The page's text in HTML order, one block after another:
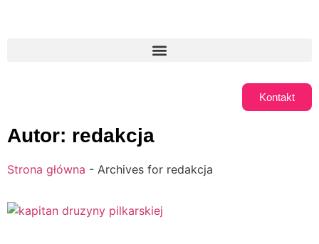
Kontakt
Autor: redakcja
Strona główna - Archives for redakcja